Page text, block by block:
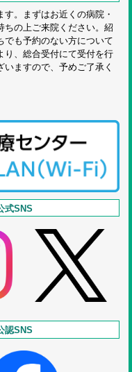
。まずはお近くの病院・
ちの上ご来院ください。紹
でも予約のない方について
り、総合受付にて受付を行
ますので、予めご了承く
式SNS
認SNS